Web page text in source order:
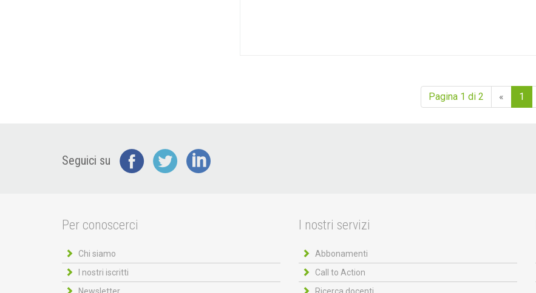
Pagina 1 di 2 « 1
Seguici su
Per conoscerci
Chi siamo
I nostri iscritti
I nostri servizi
Abbonamenti
Call to Action